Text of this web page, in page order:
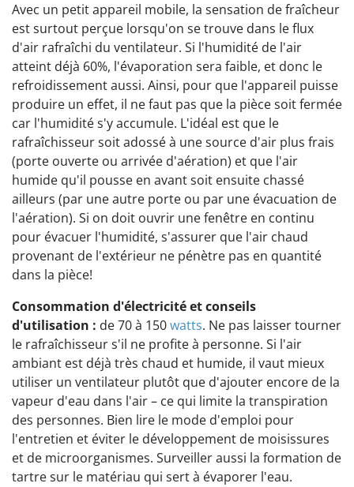
Avec un petit appareil mobile, la sensation de fraîcheur
est surtout perçue lorsqu'on se trouve dans le flux
d'air rafraîchi du ventilateur. Si l'humidité de l'air
atteint déjà 60%, l'évaporation sera faible, et donc le
refroidissement aussi. Ainsi, pour que l'appareil puisse
produire un effet, il ne faut pas que la pièce soit fermée
car l'humidité s'y accumule. L'idéal est que le
rafraîchisseur soit adossé à une source d'air plus frais
(porte ouverte ou arrivée d'aération) et que l'air
humide qu'il pousse en avant soit ensuite chassé
ailleurs (par une autre porte ou par une évacuation de
l'aération). Si on doit ouvrir une fenêtre en continu
pour évacuer l'humidité, s'assurer que l'air chaud
provenant de l'extérieur ne pénètre pas en quantité
dans la pièce!
Consommation d'électricité et conseils
d'utilisation : de 70 à 150watts. Ne pas laisser tourner
le rafraîchisseur s'il ne profite à personne. Si l'air
ambiant est déjà très chaud et humide, il vaut mieux
utiliser un ventilateur plutôt que d'ajouter encore de la
vapeur d'eau dans l'air – ce qui limite la transpiration
des personnes. Bien lire le mode d'emploi pour
l'entretien et éviter le développement de moisissures
et de microorganismes. Surveiller aussi la formation de
tartre sur le matériau qui sert à évaporer l'eau.